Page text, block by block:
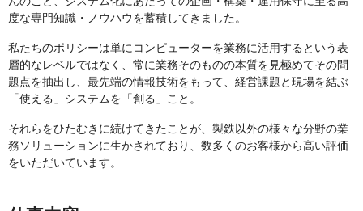
度な専門知識・ノウハウを蓄積してきました。
私たちのポリシーは単にコンピューターを業務に活用するという表
層的なレベルではなく、常に業務そのものの本質を見極めてその問
題点を抽出し、最先端の情報技術をもって、経営課題と現場を結ぶ
「使える」システムを「創る」こと。
それらをひたむきに続けてきたことが、製鉄以外の様々な分野の業
務ソリューションに生かされており、数多くのお客様から高い評価
をいただいています。